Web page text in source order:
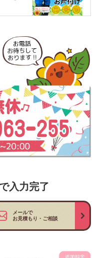
入力完了
メールで
お見積もり・ご相談